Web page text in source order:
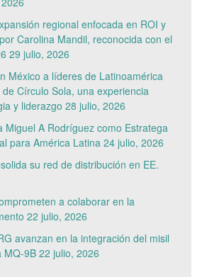
regional enfocada en ROI y
Carolina Mandil, reconocida con el
29 julio, 2026
México a líderes de Latinoamérica
Círculo Sola, una experiencia
y liderazgo 28 julio, 2026
Miguel A Rodríguez como Estratega
para América Latina 24 julio, 2026
su red de distribución en EE.
a colaborar en la
22 julio, 2026
avanzan en la integración del misil
MQ-9B 22 julio, 2026